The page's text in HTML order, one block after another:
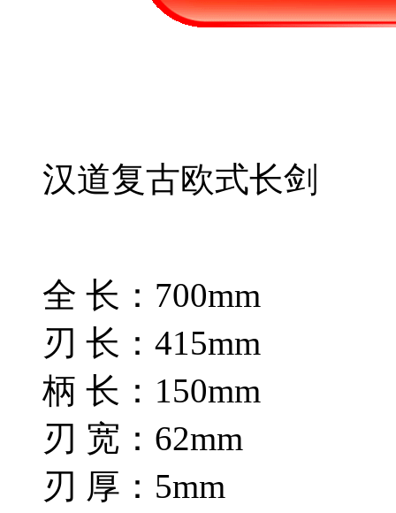
汉道复古欧式长剑
全 长：700mm
刃 长：415mm
柄 长：150mm
刃 宽：62mm
刃 厚：5mm